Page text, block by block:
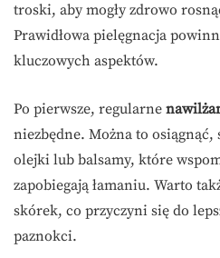
troski, aby mogły zdrowo
Prawidłowa pielęgnacja
kluczowych aspektów.
Po pierwsze, regularne
niezbędne. Można to
olejki lub balsamy, które
zapobiegają łamaniu. Warto
skórek, co przyczyni się do
paznokci.